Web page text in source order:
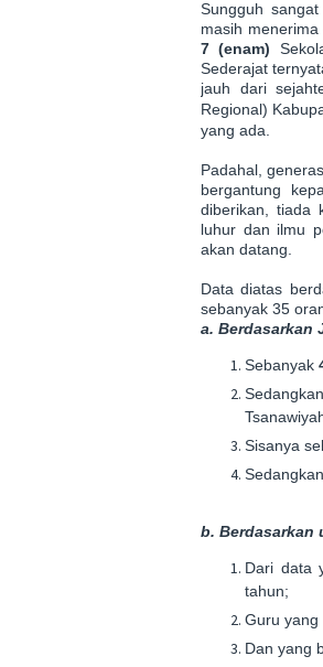
Sungguh
masih
7 (enam)
Sederajat
jauh dari
Regional)
yang ada.
Padahal,
bergantung
diberikan, tiada
luhur dan ilmu
akan datang.
Data diatas
sebanyak 35
a. Berdasarkan
Sebanyak
Sisanya
b. Berdasarkan
Dari data
tahun;
Guru
Dan yang